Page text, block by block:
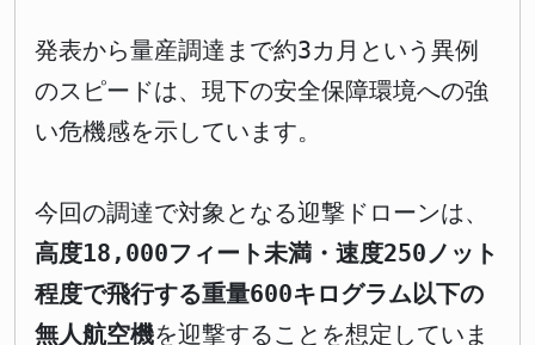
発表から量産調達まで約3カ月という異例
のスピードは、現下の安全保障環境への強
い危機感を示しています。
今回の調達で対象となる迎撃ドローンは、
高度18,000フィート未満・速度250ノット
程度で飛行する重量600キログラム以下の
無人航空機を迎撃することを想定していま